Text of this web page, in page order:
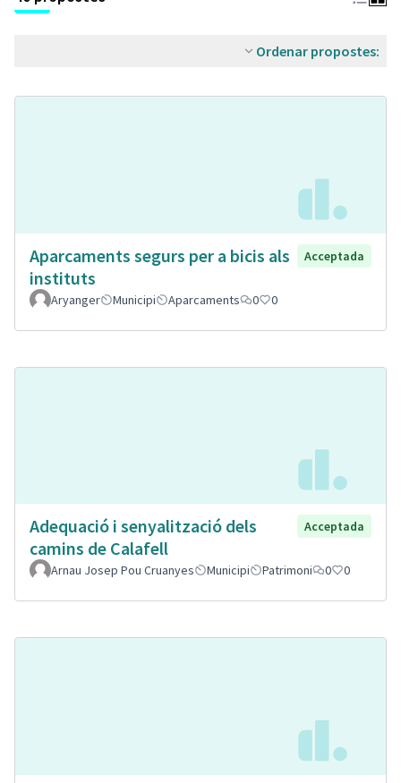
Ordenar propostes:
Aparcaments segurs per a bicis als
instituts
Acceptada
Aryanger Municipi Aparcaments 0 0
Adequació i senyalització dels
camins de Calafell
Acceptada
Arnau Josep Pou Cruanyes Municipi Patrimoni 0 0